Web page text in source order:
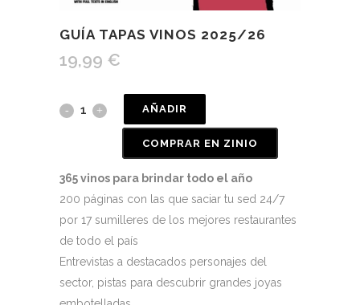
GUÍA TAPAS VINOS 2025/26
19,99 €
AÑADIR
COMPRAR EN ZINIO
365 vinos para brindar todo el año
200 páginas con las que saciar tu sed 24/7
por 17 sumilleres de los mejores restaurantes
de todo el país
Entrevistas a destacados personajes del
sector, pistas para descubrir grandes joyas